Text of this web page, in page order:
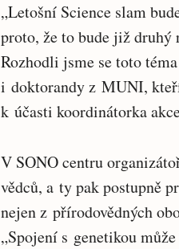
„Letošní Science slam
proto, že to bude již
Rozhodli jsme se toto
i doktorandy z MUNI,
k účasti koordinátorka
V SONO centru
vědců, a ty pak postupně
nejen z přírodovědných
„Spojení s genetikou